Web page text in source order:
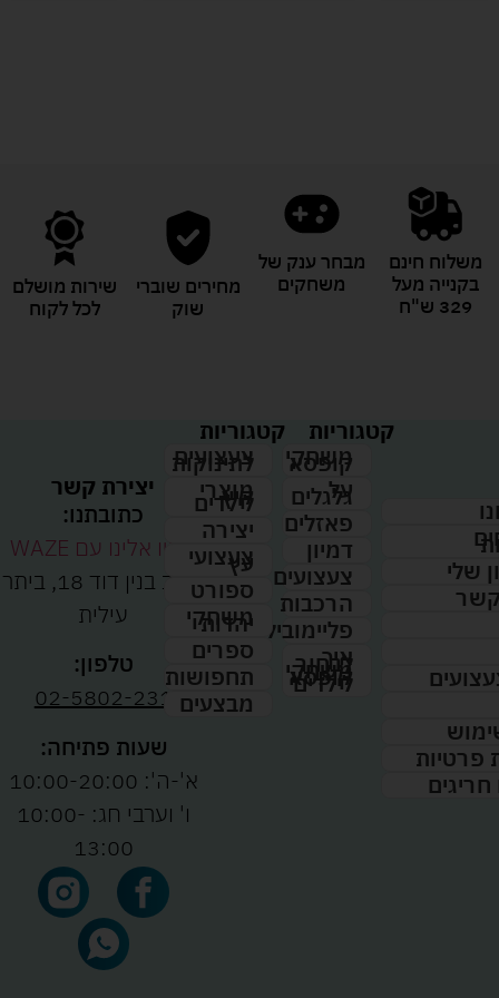
משלוח חינם
בקנייה מעל
329 ש"ח
מבחר ענק של
משחקים
מחירים שוברי
שוק
שירות מושלם
לכל לקוח
שלי
קשר
פרטיות
חריגים
קטגוריות
משחקי
קופסא
על
גלגלים
פאזלים
דמיון
צעצועים
הרכבות
פליימוביל
איך
לבחור
משחקי
קופסא
לילדים
קטגוריות
צעצועים
לתינוקות
מוצרי
קיץ
לילדים
יצירה
צעצועי
עץ
ספורט
משחקי
יהדות
ספרים
תחפושות
מבצעים
יצירת קשר
כתובתנו:
נווטו אלינו עם WAZE
רחוב בנין דוד 18, ביתר
עילית
טלפון:
02-5802-231
שעות פתיחה:
א'-ה': 10:00-20:00
ו' וערבי חג: 10:00-
13:00